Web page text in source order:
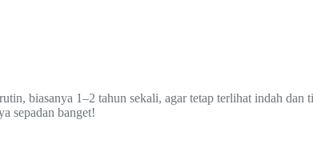
biasanya 1–2 tahun sekali, agar tetap terlihat indah
sepadan banget!